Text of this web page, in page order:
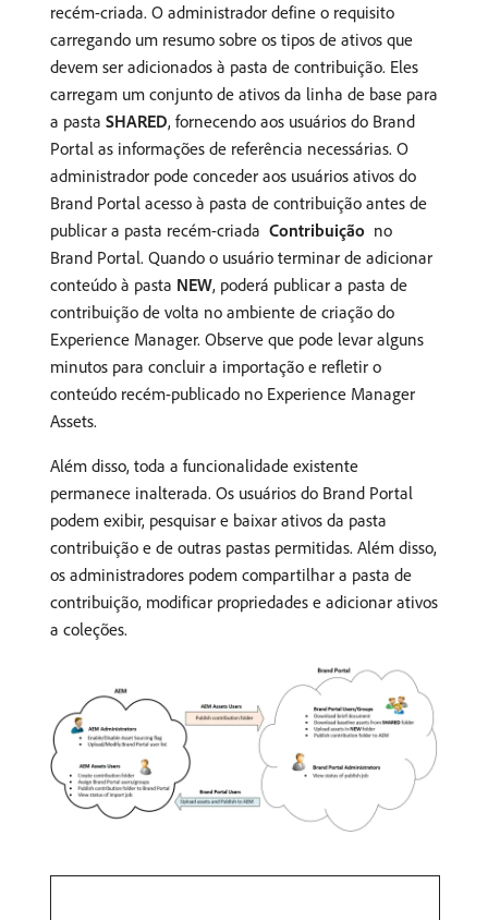
recém-criada. O administrador define o requisito
carregando um resumo sobre os tipos de ativos que
devem ser adicionados à pasta de contribuição. Eles
carregam um conjunto de ativos da linha de base para
a pasta SHARED, fornecendo aos usuários do Brand
Portal as informações de referência necessárias. O
administrador pode conceder aos usuários ativos do
Brand Portal acesso à pasta de contribuição antes de
publicar a pasta recém-criada Contribuição no
Brand Portal. Quando o usuário terminar de adicionar
conteúdo à pasta NEW, poderá publicar a pasta de
contribuição de volta no ambiente de criação do
Experience Manager. Observe que pode levar alguns
minutos para concluir a importação e refletir o
conteúdo recém-publicado no Experience Manager
Assets.
Além disso, toda a funcionalidade existente
permanece inalterada. Os usuários do Brand Portal
podem exibir, pesquisar e baixar ativos da pasta
contribuição e de outras pastas permitidas. Além disso,
os administradores podem compartilhar a pasta de
contribuição, modificar propriedades e adicionar ativos
a coleções.